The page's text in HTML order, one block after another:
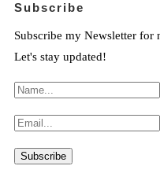
Subscribe
Subscribe my Newsletter for
Let's stay updated!